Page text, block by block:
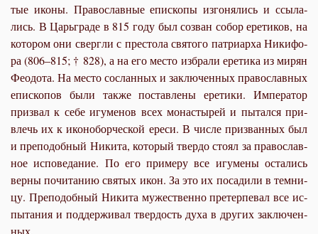
тые ико­ны. Пра­во­слав­ные епи­ско­пы из­го­ня­лись и ссы­ла­
лись. В Ца­рь­гра­де в 815 го­ду был со­зван со­бор ере­ти­ков, на
ко­то­ром они сверг­ли с пре­сто­ла свя­то­го пат­ри­ар­ха Ни­ки­фо­
ра (806–815; † 828), а на его ме­сто из­бра­ли ере­ти­ка из ми­рян
Фе­о­до­та. На ме­сто со­слан­ных и за­клю­чен­ных пра­во­слав­ных
епи­ско­пов бы­ли так­же по­став­ле­ны ере­ти­ки. Им­пе­ра­тор
при­звал к се­бе игу­ме­нов всех мо­на­сты­рей и пы­тал­ся при­
влечь их к ико­но­бор­че­ской ере­си. В чис­ле при­зван­ных был
и пре­по­доб­ный Ни­ки­та, ко­то­рый твер­до сто­ял за пра­во­слав­
ное ис­по­ве­да­ние. По его при­ме­ру все игу­ме­ны оста­лись
вер­ны по­чи­та­нию свя­тых икон. За это их по­са­ди­ли в тем­ни­
цу. Пре­по­доб­ный Ни­ки­та му­же­ствен­но пре­тер­пе­вал все ис­
пы­та­ния и под­дер­жи­вал твер­дость ду­ха в дру­гих за­клю­чен­
ных.